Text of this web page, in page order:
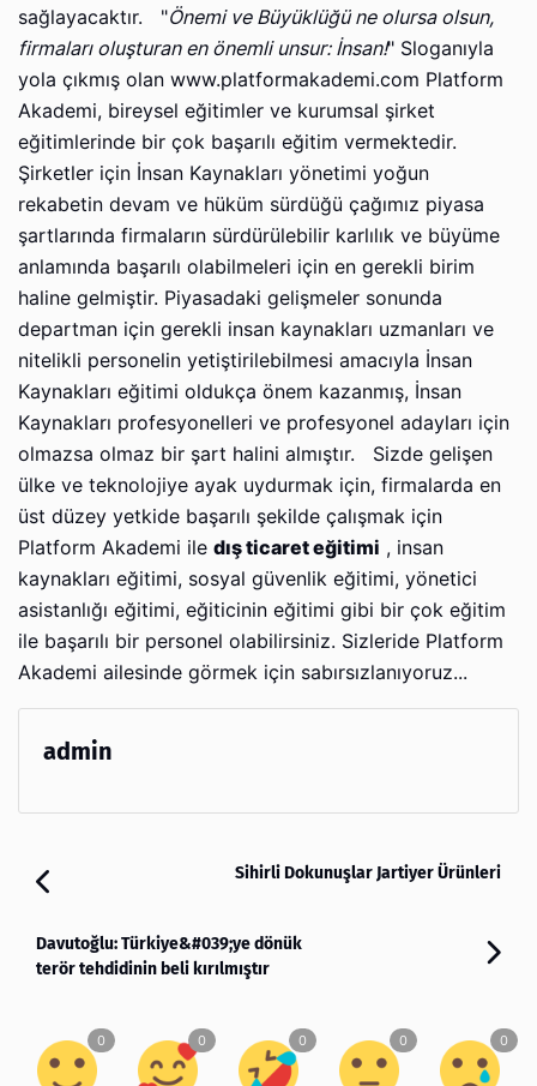
sağlayacaktır. "Önemi ve Büyüklüğü ne olursa olsun,
firmaları oluşturan en önemli unsur: İnsan!" Sloganıyla
yola çıkmış olan www.platformakademi.com Platform
Akademi, bireysel eğitimler ve kurumsal şirket
eğitimlerinde bir çok başarılı eğitim vermektedir.
Şirketler için İnsan Kaynakları yönetimi yoğun
rekabetin devam ve hüküm sürdüğü çağımız piyasa
şartlarında firmaların sürdürülebilir karlılık ve büyüme
anlamında başarılı olabilmeleri için en gerekli birim
haline gelmiştir. Piyasadaki gelişmeler sonunda
departman için gerekli insan kaynakları uzmanları ve
nitelikli personelin yetiştirilebilmesi amacıyla İnsan
Kaynakları eğitimi oldukça önem kazanmış, İnsan
Kaynakları profesyonelleri ve profesyonel adayları için
olmazsa olmaz bir şart halini almıştır. Sizde gelişen
ülke ve teknolojiye ayak uydurmak için, firmalarda en
üst düzey yetkide başarılı şekilde çalışmak için
Platform Akademi ile dış ticaret eğitimi , insan
kaynakları eğitimi, sosyal güvenlik eğitimi, yönetici
asistanlığı eğitimi, eğiticinin eğitimi gibi bir çok eğitim
ile başarılı bir personel olabilirsiniz. Sizleride Platform
Akademi ailesinde görmek için sabırsızlanıyoruz...
admin
Sihirli Dokunuşlar Jartiyer Ürünleri
Davutoğlu: Türkiye&#039;ye dönük
terör tehdidinin beli kırılmıştır